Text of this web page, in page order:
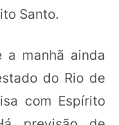
Santo.
a manhã ainda
do Rio de
com Espírito